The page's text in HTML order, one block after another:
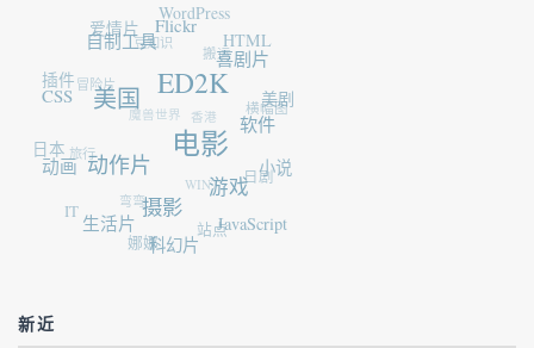
电影
ED2K
美国
动作片
摄影
游戏
软件
喜剧片
Flickr
自制工具
CSS
动画
生活片
科幻片
JavaScript
小说
美剧
HTML
WordPress
爱情片
插件
日本
IT
娜娜
站点
日剧
横幅图
搬运
豆知识
冒险片
旅行
弯弯
WIN7
香港
魔兽世界
新近